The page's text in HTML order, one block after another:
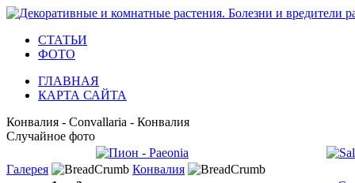
СТАТЬИ
ФОТО
ГЛАВНАЯ
КАРТА САЙТА
Конвалия - Convallaria - Конвалия
Случайное фото
Галерея
Конвалия